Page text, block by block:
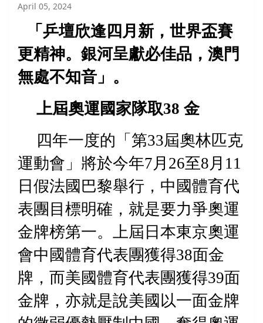
April 05, 2024
「乒壇欣逢四月新，世界盃賽
更精神。銀河呈獻必佳品，澳門
無處不知音」。
上屆奧運國家隊取38 金
四年一度的「第33屆奧林匹克
運動會」將於今年7月 26至8月 11
日假法國巴黎舉行，中國體育代
表團目標明確，就是要力爭奧運
金牌榜第一。上屆日本東京奧運
會中國體育代表團獲得38面金
牌，而美國體育代表團獲得39面
金牌，亦就是說美國以一面金牌